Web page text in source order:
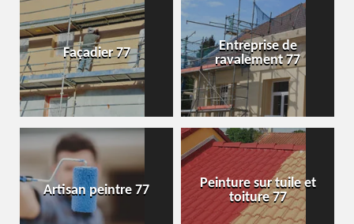
Façadier 77
Entreprise de
ravalement 77
Artisan peintre 77
Peinture sur tuile et
toiture 77